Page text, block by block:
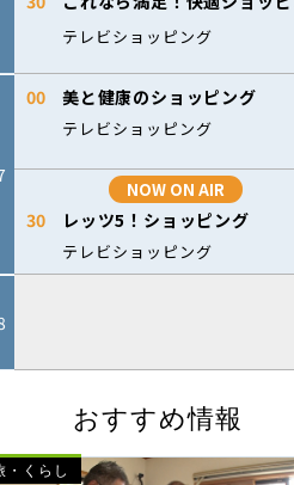
おすすめ情報
・くらし